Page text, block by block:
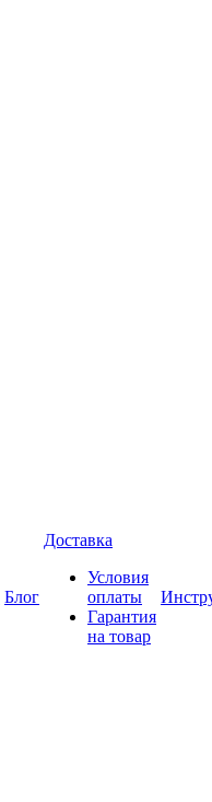
Блог
Доставка
Условия
оплаты
Гарантия
на товар